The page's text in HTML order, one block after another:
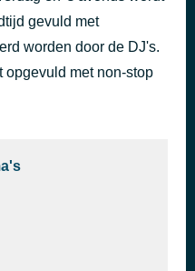
gevuld met
worden door de DJ's.
opgevuld met non-stop